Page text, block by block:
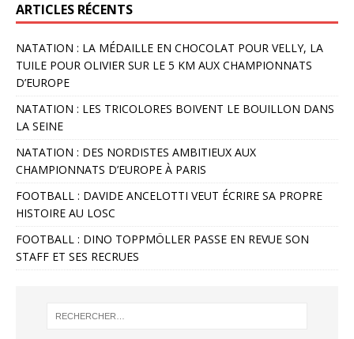
ARTICLES RÉCENTS
NATATION : LA MÉDAILLE EN CHOCOLAT POUR VELLY, LA
TUILE POUR OLIVIER SUR LE 5 KM AUX CHAMPIONNATS
D’EUROPE
NATATION : LES TRICOLORES BOIVENT LE BOUILLON DANS
LA SEINE
NATATION : DES NORDISTES AMBITIEUX AUX
CHAMPIONNATS D’EUROPE À PARIS
FOOTBALL : DAVIDE ANCELOTTI VEUT ÉCRIRE SA PROPRE
HISTOIRE AU LOSC
FOOTBALL : DINO TOPPMÖLLER PASSE EN REVUE SON
STAFF ET SES RECRUES